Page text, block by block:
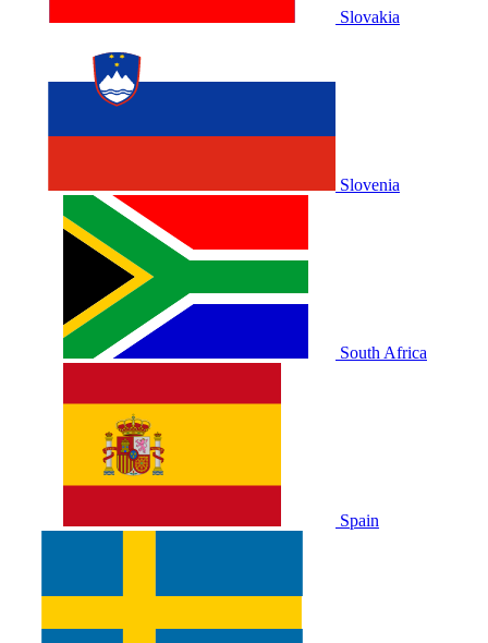
Slovakia
Slovenia
South Africa
Spain